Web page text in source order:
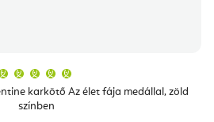
karkötő Az élet fája medállal, zöld
színben
átlagos
értékelése